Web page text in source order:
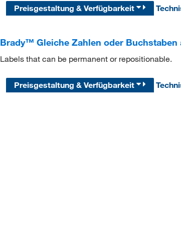
Preisgestaltung & Verfügbarkeit
Brady™ Gleiche Zahlen oder Buchstaben
Labels that can be permanent or repositionable.
Preisgestaltung & Verfügbarkeit